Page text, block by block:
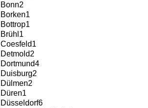
Bonn2
Borken1
Bottrop1
Brühl 1
Coesfeld1
Detmold2
Dortmund4
Duisburg2
Dülmen2
Düren1
Düsseldorf6